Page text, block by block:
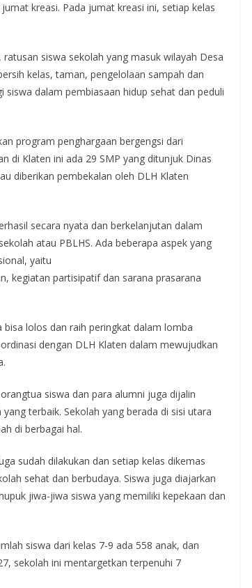
kreasi. Pada jumat kreasi ini, setiap kelas
siswa sekolah yang masuk wilayah Desa
kelas, taman, pengelolaan sampah dan
dalam pembiasaan hidup sehat dan peduli
program penghargaan bergengsi dari
di Klaten ini ada 29 SMP yang ditunjuk Dinas
diberikan pembekalan oleh DLH Klaten
secara nyata dan berkelanjutan dalam
atau PBLHS. Ada beberapa aspek yang
yaitu
kegiatan partisipatif dan sarana prasarana
lolos dan raih peringkat dalam lomba
dengan DLH Klaten dalam mewujudkan
siswa dan para alumni juga dijalin
terbaik. Sekolah yang berada di sisi utara
di berbagai hal.
sudah dilakukan dan setiap kelas dikemas
sehat dan berbudaya. Siswa juga diajarkan
jiwa-jiwa siswa yang memiliki kepekaan dan
siswa dari kelas 7-9 ada 558 anak, dan
sekolah ini mentargetkan terpenuhi 7